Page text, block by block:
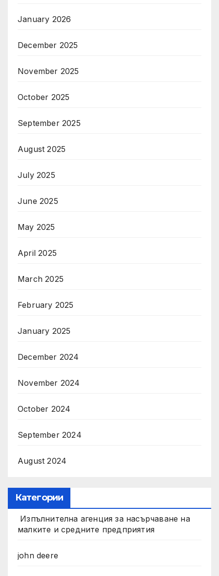
January 2026
December 2025
November 2025
October 2025
September 2025
August 2025
July 2025
June 2025
May 2025
April 2025
March 2025
February 2025
January 2025
December 2024
November 2024
October 2024
September 2024
August 2024
Категории
Изпълнителна агенция за насърчаване на
малките и средните предприятия
john deere